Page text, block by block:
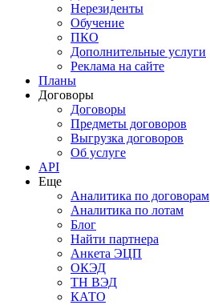
Нерезиденты
Обучение
ПКО
Дополнительные услуги
Реклама на сайте
Планы
Договоры
Договоры
Предметы договоров
Выгрузка договоров
Об услуге
API
Еще
Аналитика по договорам
Аналитика по лотам
Блог
Найти партнера
Анкета ЭЦП
ОКЭД
ТН ВЭД
КАТО